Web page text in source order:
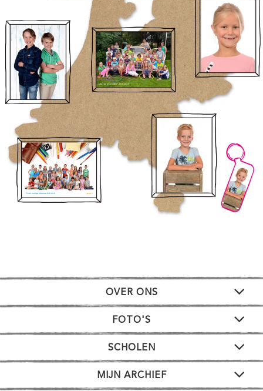
OVER ONS
FOTO'S
SCHOLEN
MIJN ARCHIEF